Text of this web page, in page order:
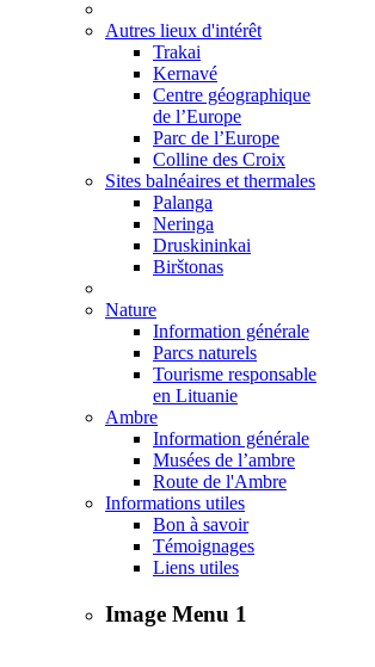
Autres lieux d'intérêt
Trakai
Kernavé
Centre géographique
de l’Europe
Parc de l’Europe
Colline des Croix
Sites balnéaires et thermales
Palanga
Neringa
Druskininkai
Birštonas
Nature
Information générale
Parcs naturels
Tourisme responsable
en Lituanie
Ambre
Information générale
Musées de l’ambre
Route de l'Ambre
Informations utiles
Bon à savoir
Témoignages
Liens utiles
Image Menu 1